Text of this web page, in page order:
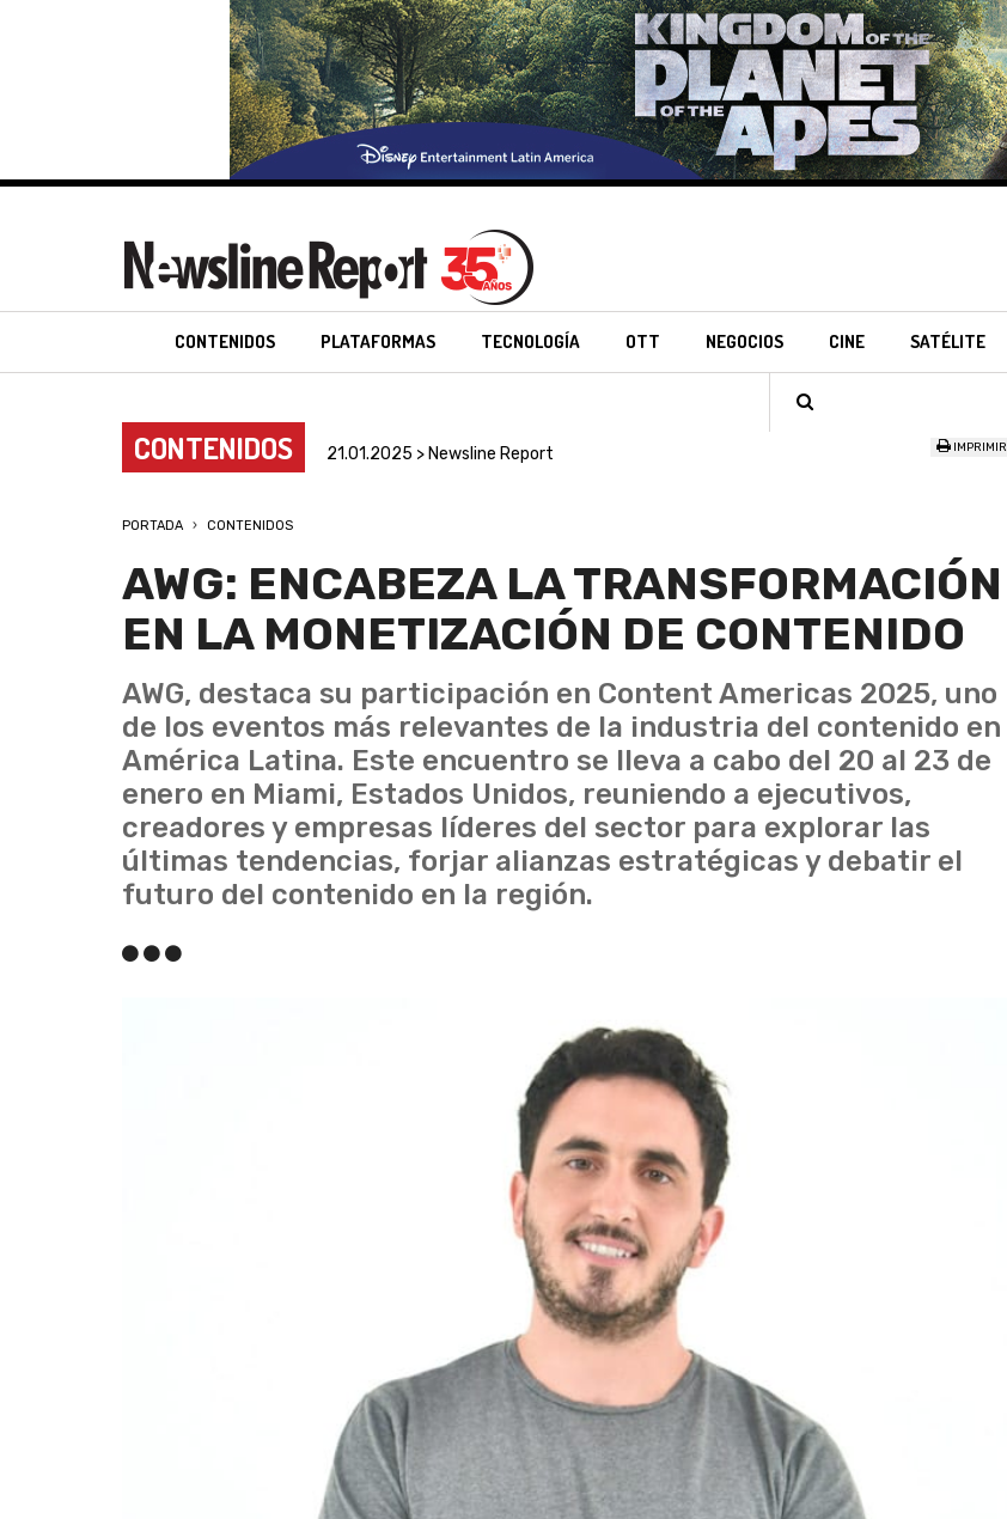
CONTENIDOS PLATAFORMAS TECNOLOGÍA OTT NEGOCIOS CINE SATÉLITE
CONTENIDOS 21.01.2025 > Newsline Report IMPRIMIR
PORTADA CONTENIDOS
AWG: ENCABEZA LA TRANSFORMACIÓN
EN LA MONETIZACIÓN DE CONTENIDO
AWG, destaca su participación en Content Americas 2025, uno
de los eventos más relevantes de la industria del contenido en
América Latina. Este encuentro se lleva a cabo del 20 al 23 de
enero en Miami, Estados Unidos, reuniendo a ejecutivos,
creadores y empresas líderes del sector para explorar las
últimas tendencias, forjar alianzas estratégicas y debatir el
futuro del contenido en la región.